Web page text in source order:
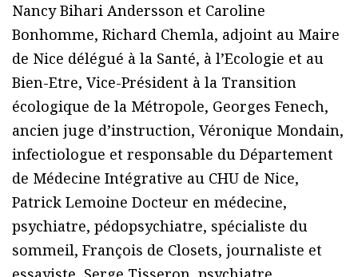
Nancy Bihari Andersson et Caroline
Bonhomme, Richard Chemla, adjoint au Maire
de Nice délégué à la Santé, à l’Ecologie et au
Bien-Etre, Vice-Président à la Transition
écologique de la Métropole, Georges Fenech,
ancien juge d’instruction, Véronique Mondain,
infectiologue et responsable du Département
de Médecine Intégrative au CHU de Nice,
Patrick Lemoine Docteur en médecine,
psychiatre, pédopsychiatre, spécialiste du
sommeil, François de Closets, journaliste et